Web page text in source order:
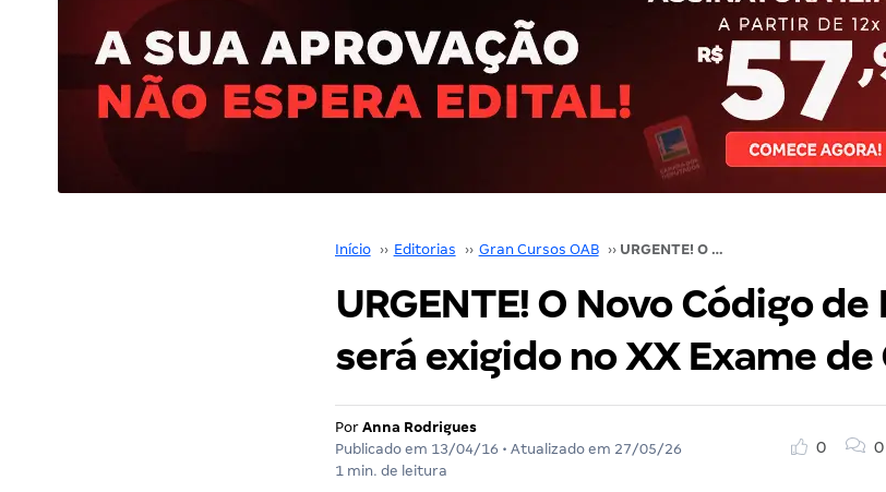
Início ›› Editorias ›› Gran Cursos OAB ›› URGENTE! O Novo Código de Ética não será exigido no XX Exame de Ordem
URGENTE! O Novo Código
será exigido no XX Exame
Por Anna Rodrigues
Publicado em 13/04/16 • Atualizado em 27/05/26
1 min. de leitura
0 0